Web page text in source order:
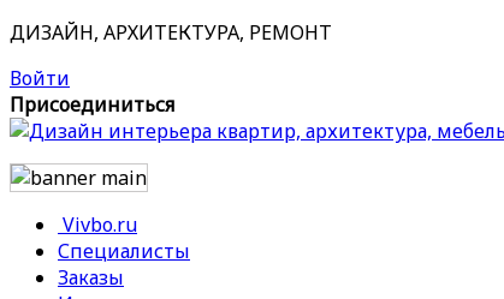
ДИЗАЙН, АРХИТЕКТУРА, РЕМОНТ
Войти
Присоединиться
Vivbo.ru
Специалисты
Заказы